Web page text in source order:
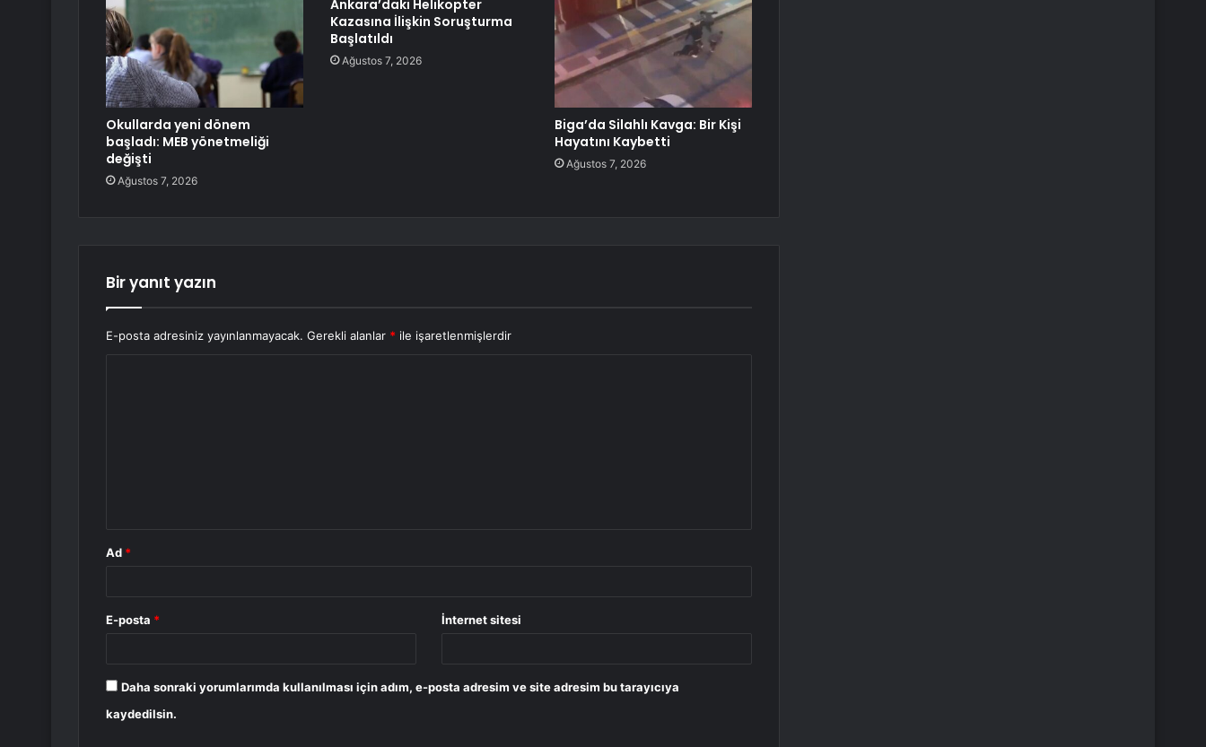
Okullarda yeni dönem
başladı: MEB yönetmeliği
değişti
Ağustos 7, 2026
Ankara’daki Helikopter
Kazasına İlişkin Soruşturma
Başlatıldı
Ağustos 7, 2026
Biga’da Silahlı Kavga: Bir Kişi
Hayatını Kaybetti
Ağustos 7, 2026
Bir yanıt yazın
E-posta adresiniz yayınlanmayacak. Gerekli alanlar * ile işaretlenmişlerdir
Ad *
E-posta * İnternet sitesi
Daha sonraki yorumlarımda kullanılması için adım, e-posta adresim ve site adresim bu tarayıcıya
kaydedilsin.